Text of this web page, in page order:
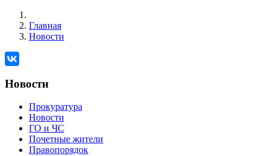
Главная
Новости
Новости
Прокуратура
Новости
ГО и ЧС
Почетные жители
Правопорядок